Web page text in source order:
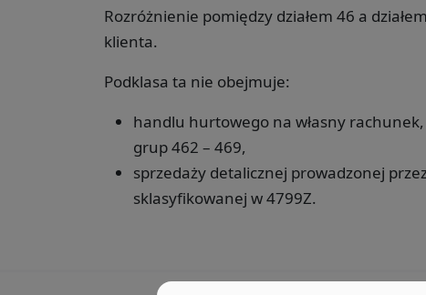
Rozróżnienie pomiędzy działem 46 a
klienta.
Podklasa ta nie obejmuje:
handlu hurtowego na własny
grup 462 – 469,
sprzedaży detalicznej prowadzonej
sklasyfikowanej w 4799Z.